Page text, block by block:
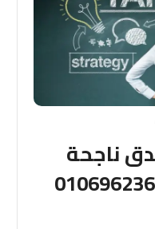
ناجحة